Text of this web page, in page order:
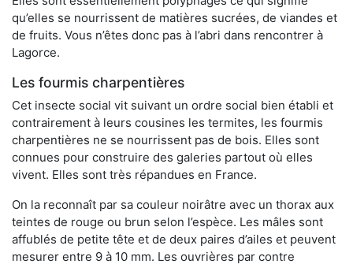
qu’elles se nourrissent de matières sucrées, de viandes et
de fruits. Vous n’êtes donc pas à l’abri dans rencontrer à
Lagorce.
Les fourmis charpentières
Cet insecte social vit suivant un ordre social bien établi et
contrairement à leurs cousines les termites, les fourmis
charpentières ne se nourrissent pas de bois. Elles sont
connues pour construire des galeries partout où elles
vivent. Elles sont très répandues en France.
On la reconnaît par sa couleur noirâtre avec un thorax aux
teintes de rouge ou brun selon l’espèce. Les mâles sont
affublés de petite tête et de deux paires d’ailes et peuvent
mesurer entre 9 à 10 mm. Les ouvrières par contre